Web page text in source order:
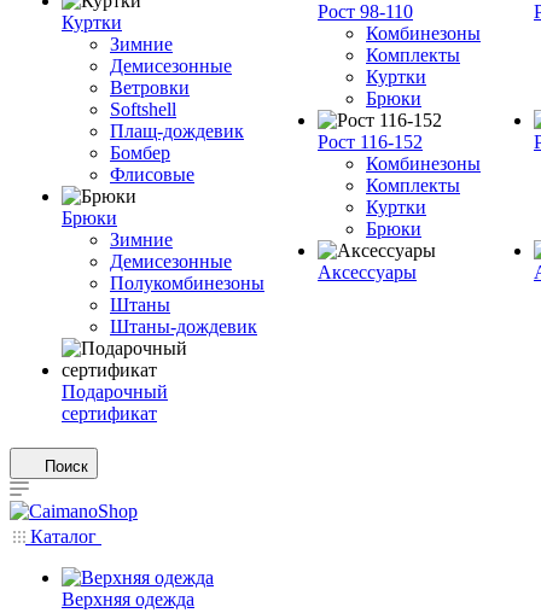
Куртки
Зимние
Демисезонные
Ветровки
Softshell
Плащ-дождевик
Бомбер
Флисовые
Брюки
Зимние
Демисезонные
Полукомбинезоны
Штаны
Штаны-дождевик
Подарочный
сертификат
Рост 98-110
Комбинезоны
Комплекты
Куртки
Брюки
Рост 116-152
Комбинезоны
Комплекты
Куртки
Брюки
Аксессуары
Поиск
Каталог
Верхняя одежда